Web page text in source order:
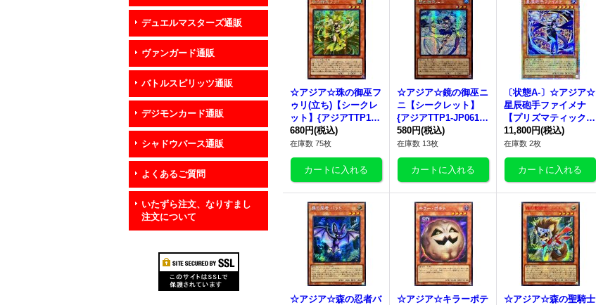
デュエルマスターズ通販
ヴァンガード通販
バトルスピリッツ通販
デジモンカード通販
シャドウバース通販
よくあるご質問
いたずら注文、なりすまし
注文について
☆アジア☆珠の御巫フ
ゥリ(立ち)【シークレ
ット】{アジアTTP1-J
P062}《モンスター》
680円(税込)
在庫数 75枚
☆アジア☆鏡の御巫ニ
ニ【シークレット】
{アジアTTP1-JP061}
《モンスター》
580円(税込)
在庫数 13枚
〔状態A-〕☆アジア☆
星辰砲手ファイメナ
【プリズマティックシ
ークレット】{アジアD
BJH-JP002}《モンス
ター》
11,800円(税込)
在庫数 2枚
☆アジア☆森の忍者バ
☆アジア☆キラーポテ
☆アジア☆森の聖騎士